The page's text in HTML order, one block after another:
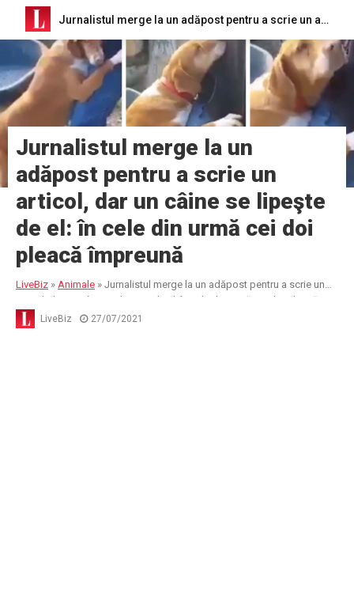
Jurnalistul merge la un adăpost pentru a scrie un articol, dar un câine se lipeşte de el: în cele din urmă cei doi pleacă împreună
Jurnalistul merge la un
adăpost pentru a scrie un
articol, dar un câine se lipeşte
de el: în cele din urmă cei doi
pleacă împreună
LiveBiz » Animale » Jurnalistul merge la un adăpost pentru a scrie un
articol, dar un câine se lipeşte de el: în cele din urmă cei doi pleacă
împreunăLiveBiz 27/07/2021